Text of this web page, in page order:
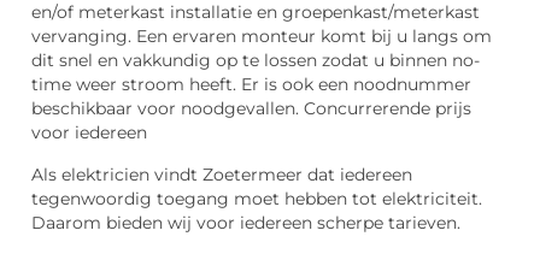
en/of meterkast installatie en groepenkast/meterkast
vervanging. Een ervaren monteur komt bij u langs om
dit snel en vakkundig op te lossen zodat u binnen no-
time weer stroom heeft. Er is ook een noodnummer
beschikbaar voor noodgevallen. Concurrerende prijs
voor iedereen
Als elektricien vindt Zoetermeer dat iedereen
tegenwoordig toegang moet hebben tot elektriciteit.
Daarom bieden wij voor iedereen scherpe tarieven.